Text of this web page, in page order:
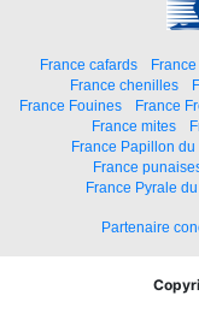
France cafards
France chenilles
France Fouines
France
France mites
France Papillon du
France
France Pyrale
Partenaire